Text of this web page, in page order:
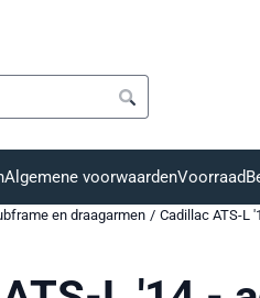
Algemene voorwaardenVoorraad
en draagarmen / Cadillac ATS-L